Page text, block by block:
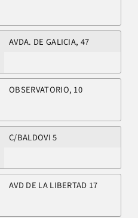
AVDA. DE GALICIA, 47
OBSERVATORIO, 10
C/BALDOVI 5
AVD DE LA LIBERTAD 17